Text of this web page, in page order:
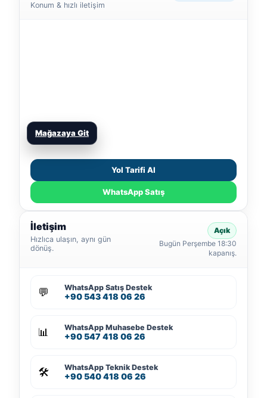
Konum & hızlı iletişim
Mağazaya Git
Yol Tarifi Al
WhatsApp Satış
İletişim
Hızlıca ulaşın, aynı gün
dönüş.
Açık
Bugün Perşembe 18:30
kapanış.
💬 WhatsApp Satış Destek
+90 543 418 06 26
📊 WhatsApp Muhasebe Destek
+90 547 418 06 26
🛠️ WhatsApp Teknik Destek
+90 540 418 06 26